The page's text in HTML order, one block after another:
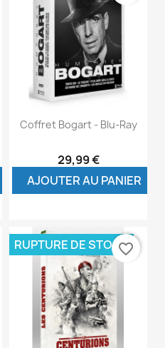
Coffret Bogart - Blu-Ray
29,99 €
AJOUTER AU PANIER
RUPTURE DE STOCK
favorite_border